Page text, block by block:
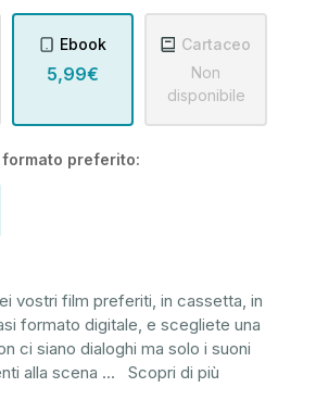
Ebook
5,99€
Cartaceo
Non
disponibile
preferito:
vostri film preferiti, in cassetta, in
formato digitale, e scegliete una
ci siano dialoghi ma solo i suoni
alla scena ... Scopri di più